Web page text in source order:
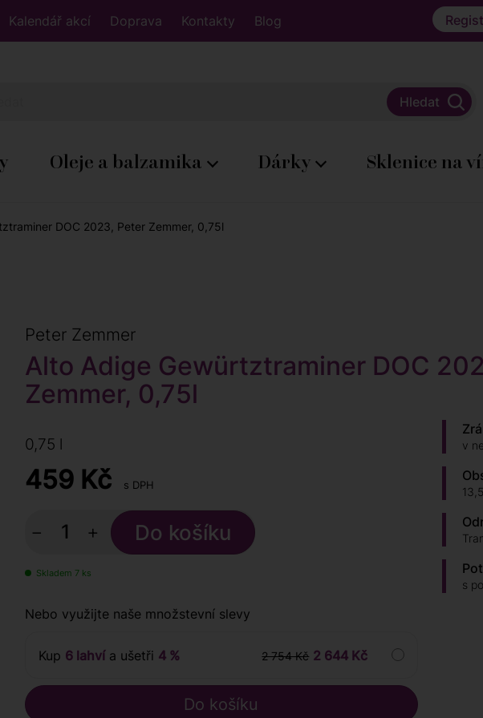
Kalendář akcí Doprava Kontakty Blog
Oleje a balzamika Dárky Sklenice na
DOC 2023, Peter Zemmer, 0,75l
Peter Zemmer
Alto Adige Gewürtztraminer DOC
Zemmer, 0,75l
0,75 l
459 Kč s DPH
− +
Skladem 7 ks
Nebo využijte naše množstevní slevy
Kup 6 lahvía ušetři 4 % 2 754 Kč 2 644 Kč
v
s